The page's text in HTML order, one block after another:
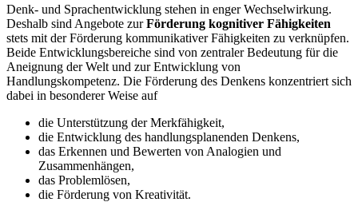
Denk- und Sprachentwicklung stehen in enger Wechselwirkung.
Deshalb sind Angebote zurFörderung kognitiver Fähigkeiten
stets mit der Förderung kommunikativer Fähigkeiten zu verknüpfen.
Beide Entwicklungsbereiche sind von zentraler Bedeutung für die
Aneignung der Welt und zur Entwicklung von
Handlungskompetenz. Die Förderung des Denkens konzentriert sich
dabei in besonderer Weise auf
die Unterstützung der Merkfähigkeit,
die Entwicklung des handlungsplanenden Denkens,
das Erkennen und Bewerten von Analogien und
Zusammenhängen,
das Problemlösen,
die Förderung von Kreativität.